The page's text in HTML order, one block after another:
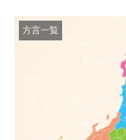
方言一覧